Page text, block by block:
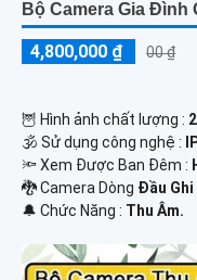
Bộ Camera Gia Đình
4,800,000 ₫ 00 ₫
🦉 Hình ảnh chất lượng :
🕉️ Sử dụng công nghệ :
🔦 Xem Được Ban Đêm :
🐉️ Camera Dòng Đầu Ghi
️🔔 Chức Năng : Thu Âm.